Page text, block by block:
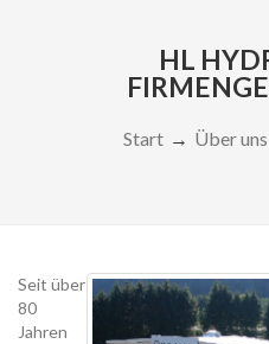
HL
Start Über uns
Seit über
80
Jahren